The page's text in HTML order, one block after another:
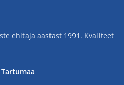
ehitaja aastast 1991. Kvaliteet